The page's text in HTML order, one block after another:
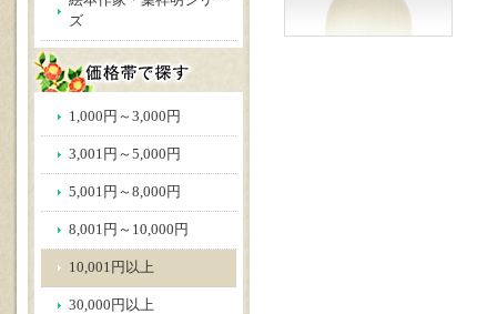
ズ
1,000円～3,000円
3,001円～5,000円
5,001円～8,000円
8,001円～10,000円
10,001円以上
30,000円以上